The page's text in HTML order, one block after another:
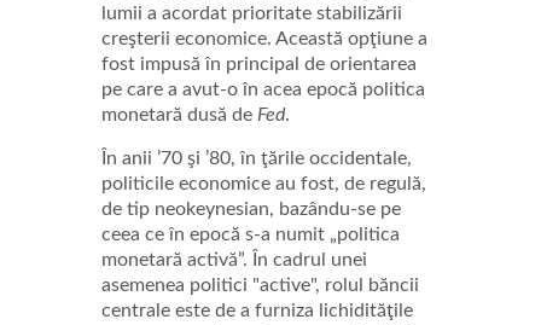
lumii a acordat prioritate stabilizării
creşterii economice. Această opţiune a
fost impusă în principal de orientarea
pe care a avut-o în acea epocă politica
monetară dusă de Fed.
În anii ’70 şi ’80, în ţările occidentale,
politicile economice au fost, de regulă,
de tip neokeynesian, bazându-se pe
ceea ce în epocă s-a numit „politica
monetară activă”. În cadrul unei
asemenea politici "active", rolul băncii
centrale este de a furniza lichidităţile